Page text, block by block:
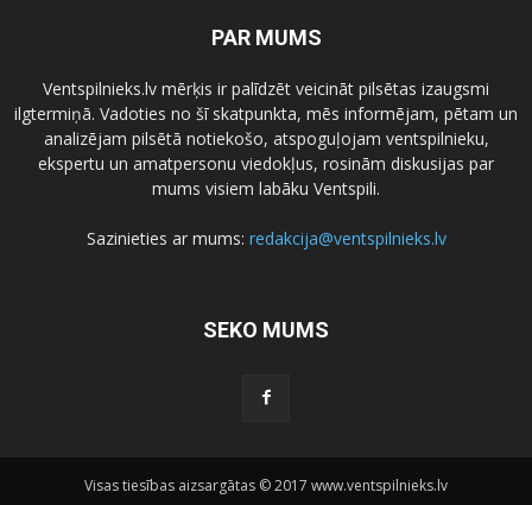
PAR MUMS
Ventspilnieks.lv mērķis ir palīdzēt veicināt pilsētas izaugsmi
ilgtermiņā. Vadoties no šī skatpunkta, mēs informējam, pētam un
analizējam pilsētā notiekošo, atspoguļojam ventspilnieku,
ekspertu un amatpersonu viedokļus, rosinām diskusijas par
mums visiem labāku Ventspili.
Sazinieties ar mums: redakcija@ventspilnieks.lv
SEKO MUMS
Visas tiesības aizsargātas © 2017 www.ventspilnieks.lv